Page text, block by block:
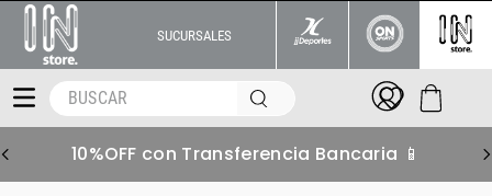
SUCURSALES
BUSCAR
10%OFF con Transferencia Bancaria 📱